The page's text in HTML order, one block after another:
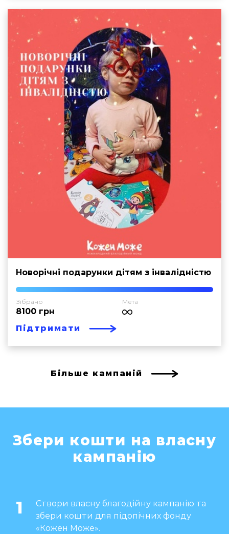
Новорічні подарунки дітям з інвалідністю
Зібрано
8100 грн
Мета
Підтримати
Більше кампаній
Збери кошти на власну
кампанію
1
Створи власну благодійну кампанію та
збери кошти для підопічних фонду
«Кожен Може».